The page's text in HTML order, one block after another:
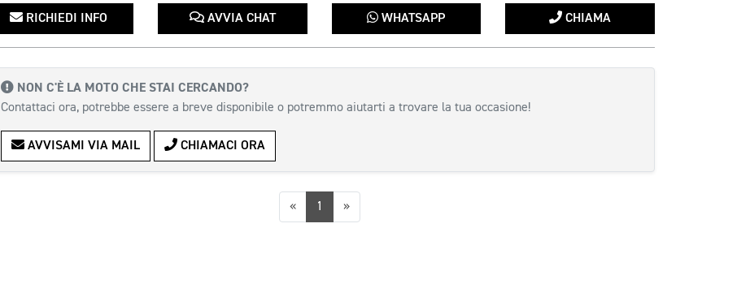
RICHIEDI INFO AVVIA CHAT WHATSAPP CHIAMA
NON C'È LA MOTO CHE STAI CERCANDO?
Contattaci ora, potrebbe essere a breve disponibile o potremmo aiutarti a trovare la tua occasione!
AVVISAMI VIA MAIL CHIAMACI ORA
«Precedente
1 »Successiva